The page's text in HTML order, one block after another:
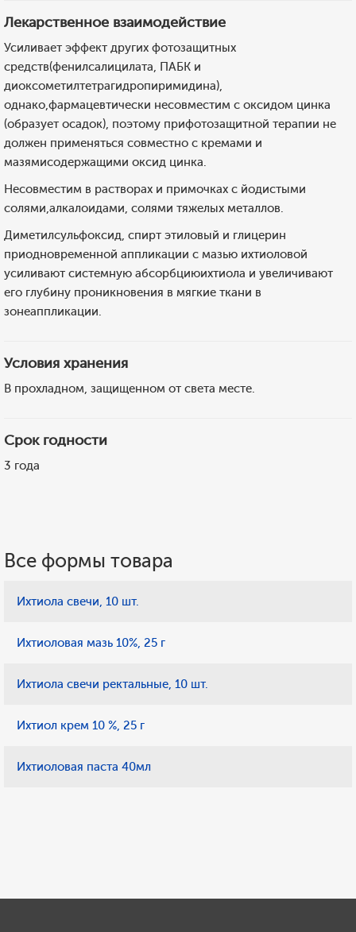
Лекарственное взаимодействие
Усиливает эффект других фотозащитных
средств(фенилсалицилата, ПАБК и
диоксометилтетрагидропиримидина),
однако,фармацевтически несовместим с оксидом цинка
(образует осадок), поэтому прифотозащитной терапии не
должен применяться совместно с кремами и
мазямисодержащими оксид цинка.
Несовместим в растворах и примочках с йодистыми
солями,алкалоидами, солями тяжелых металлов.
Диметилсульфоксид, спирт этиловый и глицерин
приодновременной аппликации с мазью ихтиоловой
усиливают системную абсорбциюихтиола и увеличивают
его глубину проникновения в мягкие ткани в
зонеаппликации.
Условия хранения
В прохладном, защищенном от света месте.
Срок годности
3 года
Все формы товара
Ихтиола свечи, 10 шт.
Ихтиоловая мазь 10%, 25 г
Ихтиола свечи ректальные, 10 шт.
Ихтиол крем 10 %, 25 г
Ихтиоловая паста 40мл